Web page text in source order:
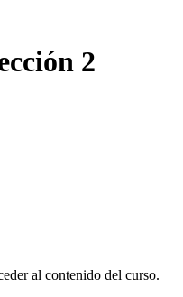
2
al contenido del curso.